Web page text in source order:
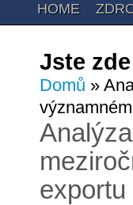
HOME
Jste zde
Domů »